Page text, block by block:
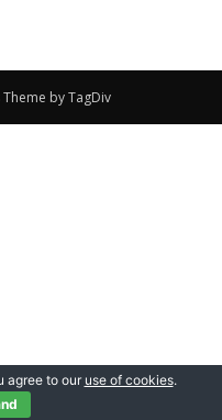
by TagDiv
agree to our use of cookies.